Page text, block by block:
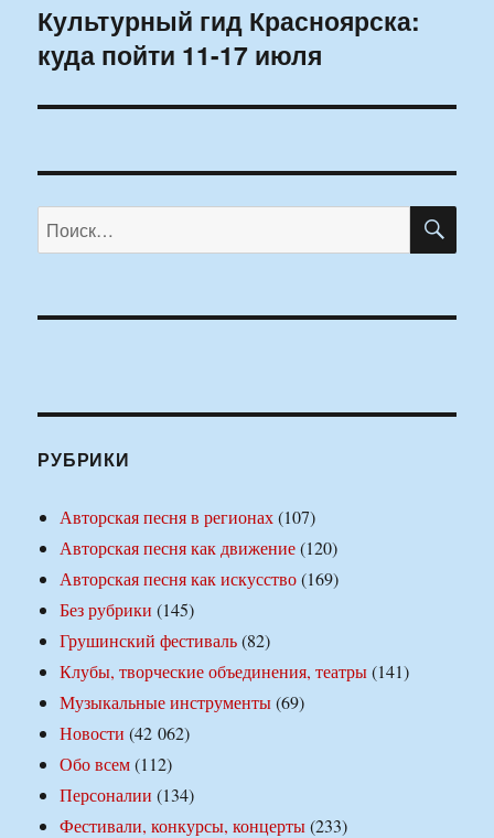
Следующая
запись:
Культурный гид Красноярска:
куда пойти 11-17 июля
Искать:
РУБРИКИ
Авторская песня в регионах(107)
Авторская песня как движение(120)
Авторская песня как искусство(169)
Без рубрики (145)
Грушинский фестиваль(82)
Клубы, творческие объединения, театры(141)
Музыкальные инструменты(69)
Новости (42 062)
Обо всем(112)
Персоналии (134)
Фестивали, конкурсы, концерты(233)